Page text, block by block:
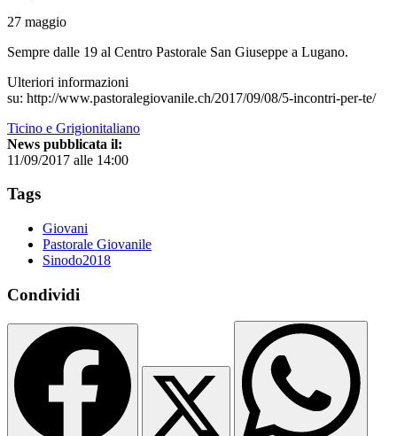
27 maggio
Sempre dalle 19 al Centro Pastorale San Giuseppe a Lugano.
Ulteriori informazioni
su: http://www.pastoralegiovanile.ch/2017/09/08/5-incontri-per-te/
Ticino e Grigionitaliano
News pubblicata il:
11/09/2017 alle 14:00
Tags
Giovani
Pastorale Giovanile
Sinodo2018
Condividi